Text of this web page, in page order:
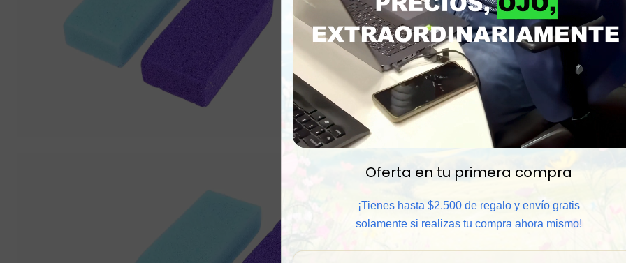
Oferta en tu primera compra
¡Tienes hasta $2.500 de regalo y envío gratis
solamente si realizas tu compra ahora mismo!
📦 Comprar al por mayor
⏰ Garantía 8 meses para
🧑‍💼 Atención al cliente y/o